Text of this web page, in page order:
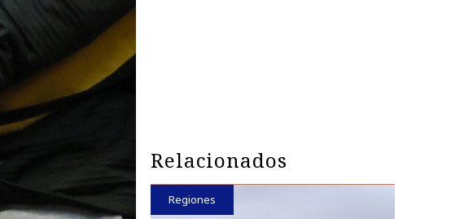
Relacionados
Regiones